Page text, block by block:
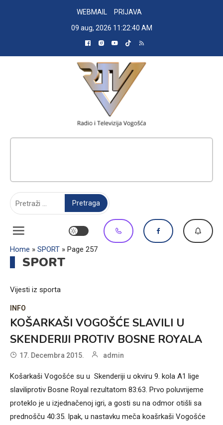
WEBMAIL
PRIJAVA
09 aug, 2026 11:22:41 AM
Home » SPORT » Page 257
SPORT
Vijesti iz sporta
INFO
KOŠARKAŠI VOGOŠĆE SLAVILI U
SKENDERIJI PROTIV BOSNE ROYALA
17. Decembra 2015. admin
Košarkaši Vogošće su u Skenderiji u okviru 9. kola A1 lige
slaviliprotiv Bosne Royal rezultatom 83:63. Prvo poluvrijeme
proteklo je u izjednačenoj igri, a gosti su na odmor otišli sa
prednošču 40:35. Ipak, u nastavku meča koašrkaši Vogošće